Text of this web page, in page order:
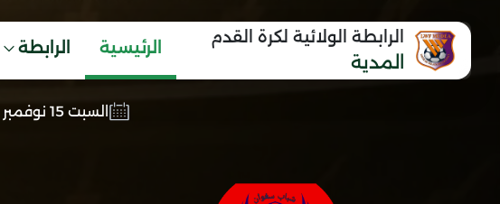
الرابطة الولائية لكرة القدم
المدية
الرئيسية الرابطة
السبت 15 نوفمبر 2025